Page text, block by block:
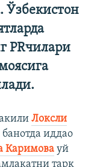
Ўзбекистон
PRчилари
Локсли
банотда иддао
Каримова уй
тарк